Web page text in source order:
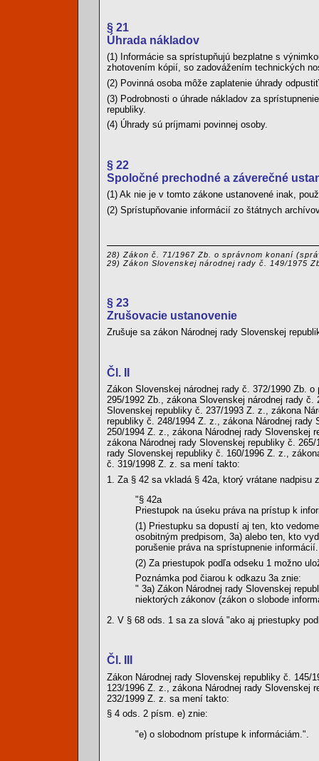
§ 21
Úhrada nákladov
(1) Informácie sa sprístupňujú bezplatne s
zhotovením kópií, so zadovážením technických
(2) Povinná osoba môže zaplatenie úhrady
(3) Podrobnosti o úhrade nákladov za
republiky.
(4) Úhrady sú príjmami povinnej osoby.
§ 22
Spoločné prechodné a záverečné
(1) Ak nie je v tomto zákone ustanovené inak,
(2) Sprístupňovanie informácií zo štátnych
28) Zákon č. 71/1967 Zb. o správnom konaní
29) Zákon Slovenskej národnej rady č. 149/1975
§ 23
Zrušovacie ustanovenie
Zrušuje sa zákon Národnej rady Slovenskej
Čl. II
Zákon Slovenskej národnej rady č. 372/1990 Zb.
295/1992 Zb., zákona Slovenskej národnej rady
Slovenskej republiky č. 237/1993 Z. z., zákona
republiky č. 248/1994 Z. z., zákona Národnej
250/1994 Z. z., zákona Národnej rady Slovenskej
zákona Národnej rady Slovenskej republiky č.
rady Slovenskej republiky č. 160/1996 Z. z.,
č. 319/1998 Z. z. sa mení takto:
1. Za § 42 sa vkladá § 42a, ktorý vrátane nadpisu
"§ 42a
Priestupok na úseku práva na prístup k
(1) Priestupku sa dopustí aj ten, kto
osobitným predpisom, 3a) alebo ten, kto
porušenie práva na sprístupnenie informácií.
(2) Za priestupok podľa odseku 1 možno
Poznámka pod čiarou k odkazu 3a znie:
" 3a) Zákon Národnej rady Slovenskej
niektorých zákonov (zákon o slobode
2. V § 68 ods. 1 sa za slová "ako aj priestupky
Čl. III
Zákon Národnej rady Slovenskej republiky č.
123/1996 Z. z., zákona Národnej rady
232/1999 Z. z. sa mení takto:
§ 4 ods. 2 písm. e) znie:
"e) o slobodnom prístupe k informáciám.".